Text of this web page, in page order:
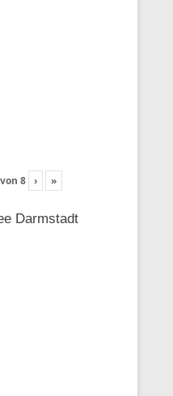
von 8 › »
Darmstadt